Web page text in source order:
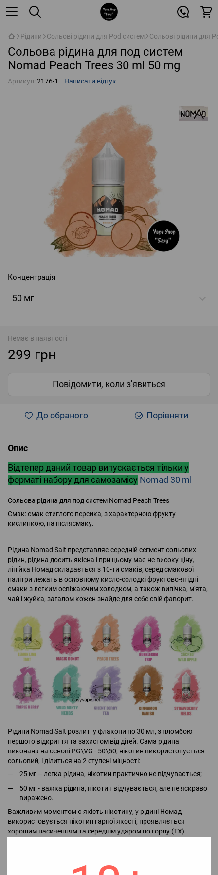
Рідини Сольові рідини для Pod систем Сольові рідини для
Сольова рідина для под систем
Nomad Peach Trees 30 ml 50 mg
Артикул: 2176-1 Написати відгук
Концентрація
50 мг
Немає в наявності
299 грн
Повідомити, коли з'явиться
До обраного Порівняти
Опис
Відтепер даний товар випускається тільки у
форматі набору для самозамісу Nomad 30 ml
Сольова рідина для под систем Nomad Peach Trees
Смак: смак стиглого персика, з характерною фрукту
кислинкою, на післясмаку.
Рідина Nomad Salt представляє середній сегмент сольових
рідин, рідина досить якісна і при цьому має не високу ціну,
лінійка Номад складається з 10-ти смаків, серед смакової
палітри лежать в основному кисло-солодкі фруктово-ягідні
смаки з легким освіжаючим холодком, а також випічка, м'ята,
чай і жуйка, загалом кожен знайде для себе свій фаворит.
Рідини Nomad Salt розлиті у флакони по 30 мл, з пломбою
першого відкриття та захистом від дітей. Сама рідина
виконана на основі PG\VG - 50\50, нікотин використовується
сольовий, і ділиться на 2 ступені міцності:
25 мг – легка рідина, нікотин практично не відчувається;
50 мг - важка рідина, нікотин відчувається, але не яскраво
виражено.
Важливим моментом є якість нікотину, у рідині Номад
використовується нікотин гарної якості, проявляється
хорошим насиченням та середнім ударом по горлу (ТХ).
використовувати на потужних вейп-пристроях,